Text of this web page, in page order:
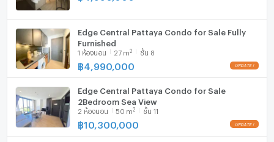
เครื่องดูดควัน
มีอินเตอร์เน็ตไร้สาย (Wi-Fi) ในห้องพัก
เครื่องซักผ้า
Edge Central Pattaya Condo for Sale Fully
Furnished
1 ห้องนอน 27 m2 ชั้น 8
฿ 4,990,000
Edge Central Pattaya Condo for Sale
2Bedroom Sea View
2 ห้องนอน 50 m2 ชั้น 11
฿10,300,000